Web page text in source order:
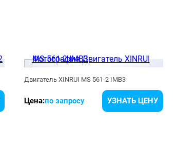
Двигатель XINRUI MS 561-2 IMB3
Цена:по запросу УЗНАТЬ ЦЕНУ